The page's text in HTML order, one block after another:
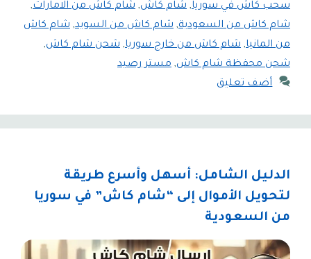
سحب كاش في سوريا, شام كاش, شام كاش من الامارات,
شام كاش من السعودية, شام كاش من السويد, شام كاش
من المانيا, شام كاش من خارج سوريا, شحن شام كاش,
شحن محفظة شام كاش, مستر رصيد
أضف تعليق
الدليل الشامل: أسهل وأسرع طريقة
لتحويل الأموال إلى “شام كاش” في سوريا
من السعودية